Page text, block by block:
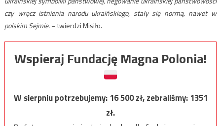
czy wręcz istnienia narodu ukraińskiego, stały się normą, nawet w
polskim Sejmie.– twierdzi Misiło.
Wspieraj Fundację Magna Polonia!
W sierpniu potrzebujemy:16 500zł, zebraliśmy:1351
zł.